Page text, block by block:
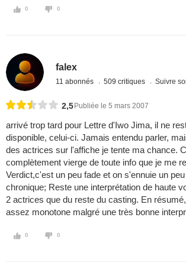
0 0
falex
11 abonnés 509 critiques Suivre
2,5 Publiée le 5 mars 2007
arrivé trop tard pour Lettre d'Iwo Jima, il ne
disponible, celui-ci. Jamais entendu parler,
des actrices sur l'affiche je tente ma chance.
complètement vierge de toute info que je me
Verdict,c'est un peu fade et on s'ennuie un
chronique; Reste une interprétation de haute
2 actrices que du reste du casting. En
assez monotone malgré une très bonne
0 0